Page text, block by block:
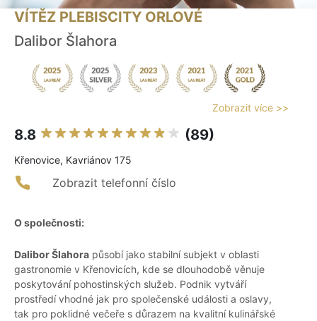
VÍTĚZ PLEBISCITY ORLOVÉ
Dalibor Šlahora
Zobrazit více >>
8.8 (89)
Křenovice, Kavriánov 175
Zobrazit telefonní číslo
O společnosti:
Dalibor Šlahora působí jako stabilní subjekt v oblasti
gastronomie v Křenovicích, kde se dlouhodobě věnuje
poskytování pohostinských služeb. Podnik vytváří
prostředí vhodné jak pro společenské události a oslavy,
tak pro poklidné večeře s důrazem na kvalitní kulinářské